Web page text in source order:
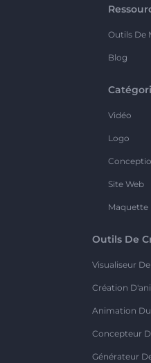
Outils De
Blog
Vidéo
Logo
Site Web
Maquette
Outils De
Visualiseur
Création
Animation
Concepteur
Générateur